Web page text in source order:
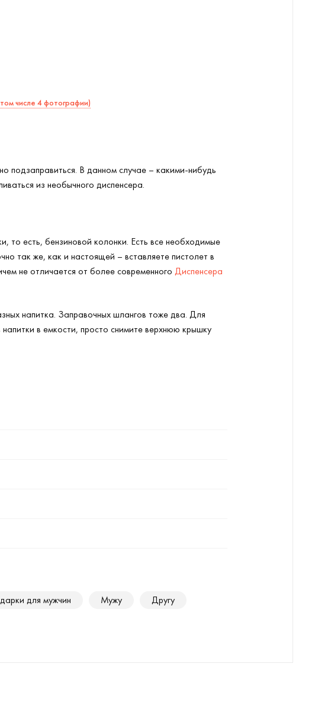
числе 4 фотографии)
подзаправиться. В данном случае – какими-нибудь
из необычного диспенсера.
то есть, бензиновой колонки. Есть все необходимые
так же, как и настоящей – вставляете пистолет в
не отличается от более современного Диспенсера
напитка. Заправочных шлангов тоже два. Для
в емкости, просто снимите верхнюю крышку
для мужчин Мужу
Другу